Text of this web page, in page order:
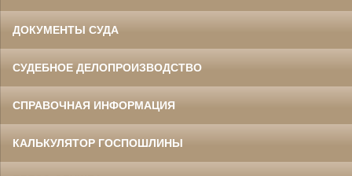
ДОКУМЕНТЫ СУДА
СУДЕБНОЕ ДЕЛОПРОИЗВОДСТВО
СПРАВОЧНАЯ ИНФОРМАЦИЯ
КАЛЬКУЛЯТОР ГОСПОШЛИНЫ